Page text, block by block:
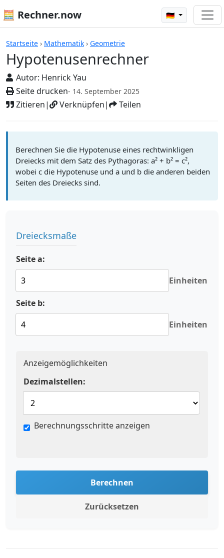
🧮 Rechner.now 🇩🇪
Startseite › Mathematik › Geometrie
Hypotenusenrechner
Autor: Henrick Yau
Seite drucken- 14. September 2025
Zitieren| Verknüpfen| Teilen
Rechner
Berechnen Sie die Hypotenuse eines rechtwinkligen
Dreiecks mit dem Satz des Pythagoras: a² + b² = c²,
wobei c die Hypotenuse und a und b die anderen beiden
Seiten des Dreiecks sind.
Dreiecksmaße
Seite a:
Einheiten
Seite b:
Einheiten
Anzeigemöglichkeiten
Dezimalstellen:
Berechnungsschritte anzeigen
Berechnen
Zurücksetzen